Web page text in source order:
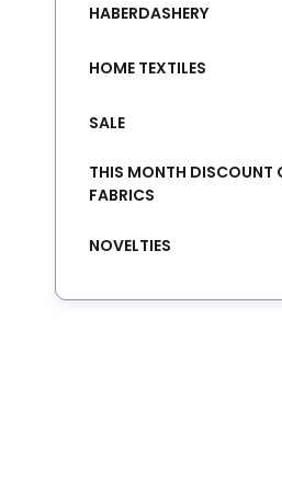
HABERDASHERY
HOME TEXTILES
SALE
THIS MONTH DISCOUNT
FABRICS
NOVELTIES